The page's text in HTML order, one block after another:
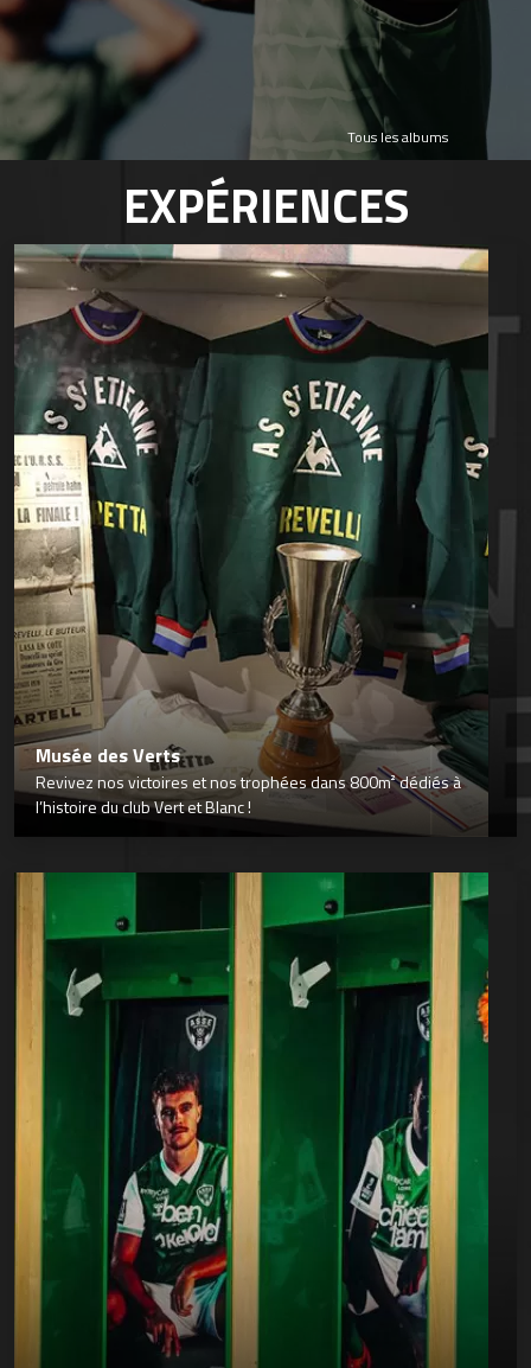
Tous les albums
EXPÉRIENCES
Musée des Verts
Revivez nos victoires et nos trophées dans 800m² dédiés à
l’histoire du club Vert et Blanc !